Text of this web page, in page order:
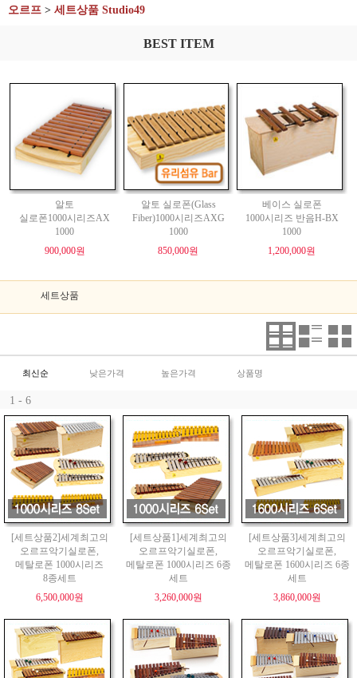
오르프 > 세트상품 Studio49
BEST ITEM
알토
실로폰1000시리즈AX
1000
900,000원
알토 실로폰(Glass
Fiber)1000시리즈AXG
1000
850,000원
베이스 실로폰
1000시리즈 반음H-BX
1000
1,200,000원
세트상품
최신순 낮은가격 높은가격 상품명
1 - 6
[세트상품2]세계최고의
오르프악기실로폰,
메탈로폰 1000시리즈
8종세트
6,500,000원
[세트상품1]세계최고의
오르프악기실로폰,
메탈로폰 1000시리즈 6종
세트
3,260,000원
[세트상품3]세계최고의
오르프악기실로폰,
메탈로폰 1600시리즈 6종
세트
3,860,000원